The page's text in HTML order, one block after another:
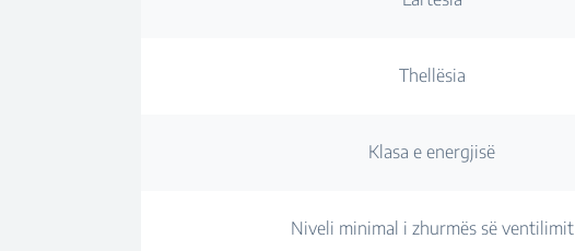
Thellësia
Klasa e energjisë
Niveli minimal i zhurmës së ventilimit